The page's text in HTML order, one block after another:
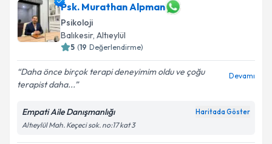
Psk. Murathan Alpman
Psikoloji
Balıkesir, Altıeylül
5 (19 Değerlendirme)
Daha önce birçok terapi deneyimim oldu ve çoğu
terapist daha...
Devamı
Empati Aile Danışmanlığı Haritada Göster
Altıeylül Mah. Keçeci sok. no:17 kat 3